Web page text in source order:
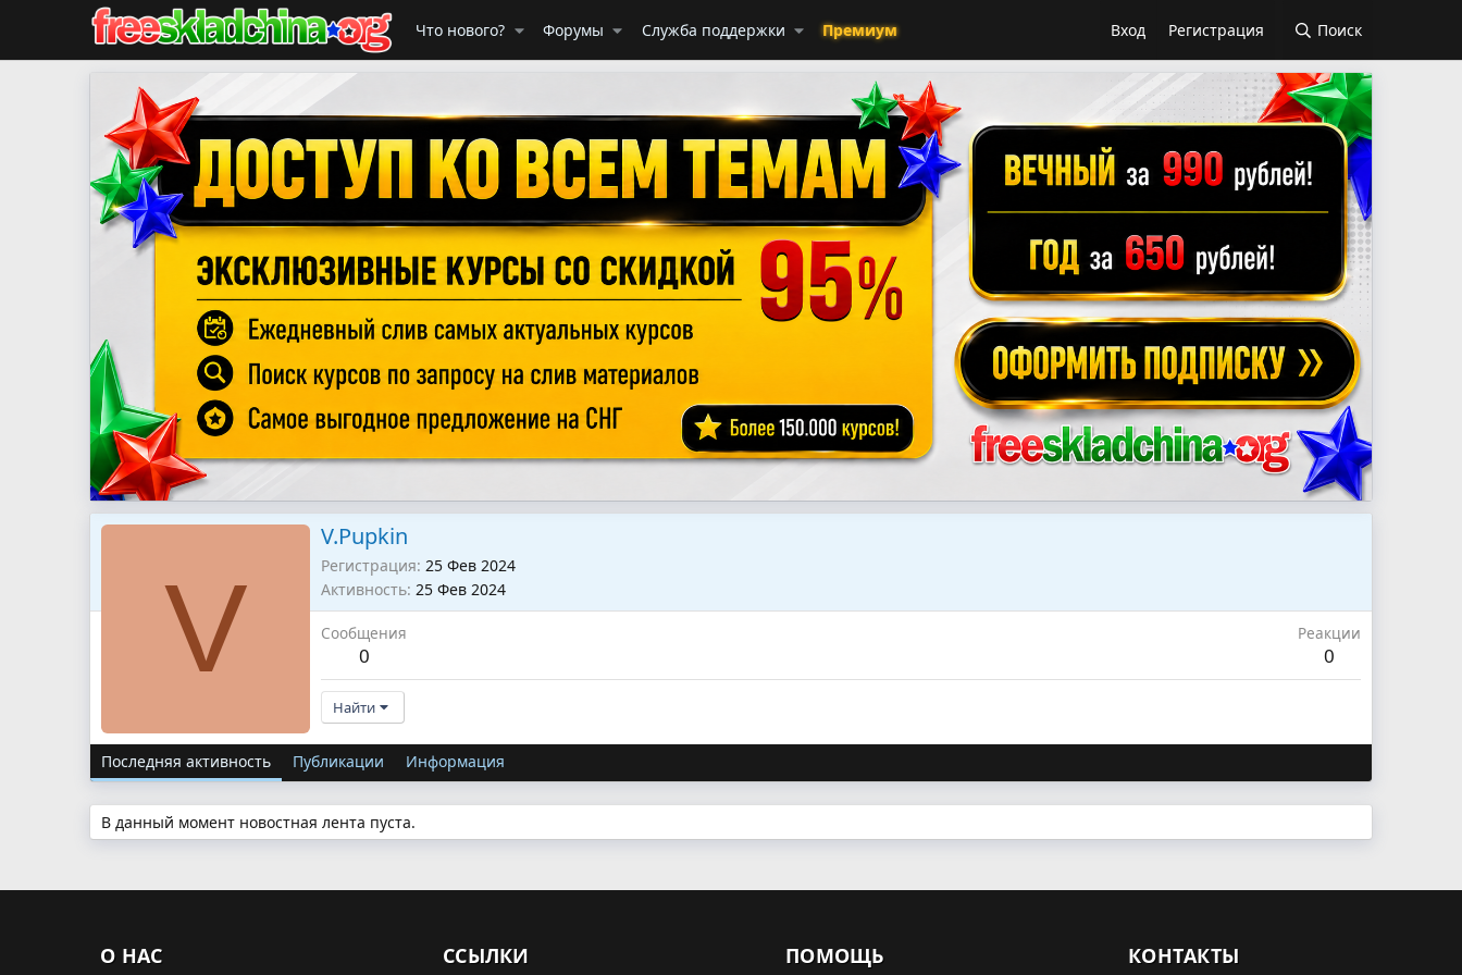
Что нового? Форумы Служба поддержки Премиум Вход Регистрация Поиск
V
V.Pupkin
Регистрация 25 Фев 2024
Активность 25 Фев 2024
Сообщения
0
Реакции
0
Найти
Последняя активность Публикации Информация
В данный момент новостная лента пуста.
О НАС ССЫЛКИ ПОМОЩЬ КОНТАКТЫ